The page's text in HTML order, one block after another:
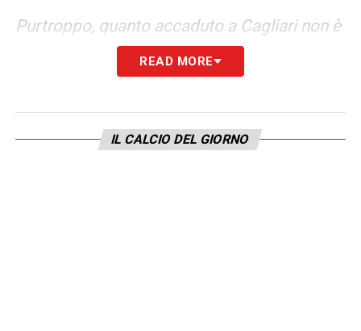
Purtroppo, quanto accaduto a Cagliari non è
il primo caso di razzismo manifestatosi nella
storia del calcio italiano, ma, nell’ambito
stare certi che l’Associazione Italiana
Calciatori si adopererà affinché non abbia
READ MORE
IL CALCIO DEL GIORNO